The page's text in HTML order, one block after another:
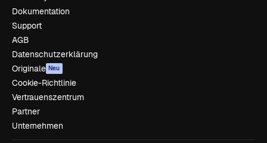
Dokumentation
Support
AGB
Datenschutzerklärung
Originale Neu
Cookie-Richtlinie
Vertrauenszentrum
Partner
Unternehmen